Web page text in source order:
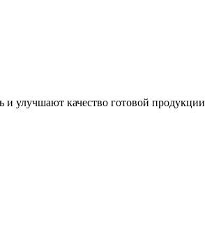
и улучшают качество готовой продукции